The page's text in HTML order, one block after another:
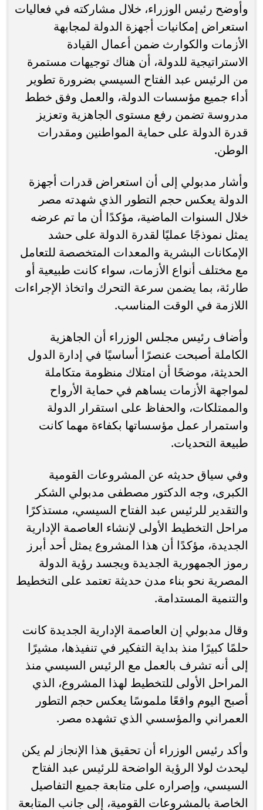
وأوضح رئيس الوزراء، خلال مشاركته في فعاليات
استعراض إمكانيات أجهزة الدولة لمجابهة
الأزمات والكوارث ضمن أعمال القيادة
الاستراتيجية للدولة، أن هناك توجيهات مستمرة
من الرئيس عبد الفتاح السيسي بضرورة تطوير
أداء جميع مؤسسات الدولة، والعمل وفق خطط
مدروسة تضمن رفع مستوى الجاهزية وتعزيز
قدرة الدولة على حماية المواطنين ومقدرات
الوطن.
وأشار مدبولي إلى أن استعراض قدرات أجهزة
الدولة يعكس حجم التطور الذي شهدته مصر
خلال السنوات الماضية، مؤكدًا أن ما تم عرضه
يمثل نموذجًا عمليًا لقدرة الدولة على حشد
الإمكانات البشرية والمعدات المتخصصة للتعامل
مع مختلف أنواع الأزمات، سواء كانت طبيعية أو
طارئة، بما يضمن سرعة التحرك واتخاذ الإجراءات
اللازمة في الوقت المناسب.
وأضاف رئيس مجلس الوزراء أن الجاهزية
الكاملة أصبحت عنصرًا أساسيًا في إدارة الدول
الحديثة، موضحًا أن امتلاك منظومة متكاملة
لمواجهة الأزمات يساهم في حماية الأرواح
والممتلكات، والحفاظ على استقرار الدولة
واستمرار عمل مؤسساتها بكفاءة مهما كانت
طبيعة التحديات.
وفي سياق حديثه عن المشروعات القومية
الكبرى، وجه الدكتور مصطفى مدبولي الشكر
والتقدير للرئيس عبد الفتاح السيسي، مستذكرًا
مراحل التخطيط الأولى لإنشاء العاصمة الإدارية
الجديدة، مؤكدًا أن هذا المشروع يمثل أحد أبرز
رموز الجمهورية الجديدة ويجسد رؤية الدولة
المصرية نحو بناء مدن حديثة تعتمد على التخطيط
والتنمية المستدامة.
وقال مدبولي إن العاصمة الإدارية الجديدة كانت
حلمًا كبيرًا منذ بداية التفكير في تنفيذها، مشيرًا
إلى أنه تشرف بالعمل مع الرئيس السيسي منذ
المراحل الأولى للتخطيط لهذا المشروع، الذي
أصبح اليوم واقعًا ملموسًا يعكس حجم التطور
العمراني والمؤسسي الذي تشهده مصر.
وأكد رئيس الوزراء أن تحقيق هذا الإنجاز لم يكن
ليحدث لولا الرؤية الواضحة للرئيس عبد الفتاح
السيسي، وإصراره على متابعة جميع التفاصيل
الخاصة بالمشروعات القومية، إلى جانب المتابعة